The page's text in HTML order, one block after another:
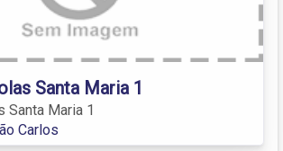
Santa Maria 1
Santa Maria 1
Carlos